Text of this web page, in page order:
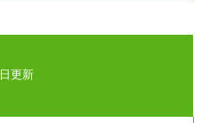
以上
更新